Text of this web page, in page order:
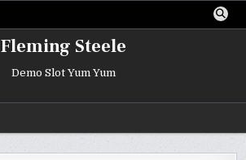
Fleming Steele
Demo Slot Yum Yum